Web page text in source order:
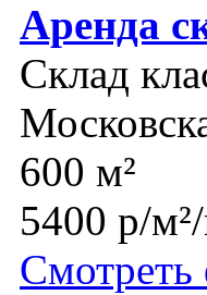
Аренда
Склад
600 м²
5400 р/
Смотреть